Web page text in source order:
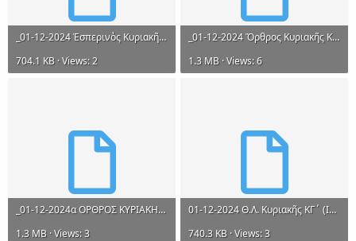
_01-12-2024 Ἑσπερινὸς Κυριακῆς ΚΓ΄ (ΙΔ΄ Λουκᾶ). Ἦχος πλ. β΄.mel
704.1 KB · Views: 2
_01-12-2024 Ὄρθρος Κυριακῆς ΚΓ΄ (ΙΔ΄ Λουκᾶ). Ἦχος πλ. β΄. Ἑωθ. α΄.mel
1.3 MB · Views: 6
_01-12-2024α ΟΡΘΡΟΣ ΚΥΡΙΑΚΗΣ ΚΓ΄ (ΙΔ΄ ΛΟΥΚΑ). ΗΧΟΣ ΠΛ. Β΄. ΕΩΘ. Α΄.mel
1.3 MB · Views: 3
01-12-2024 Θ.Λ. Κυριακῆς ΚΓ΄ (ΙΔ΄ Λουκᾶ). Ἦχος πλ. β΄.mel
740.3 KB · Views: 3